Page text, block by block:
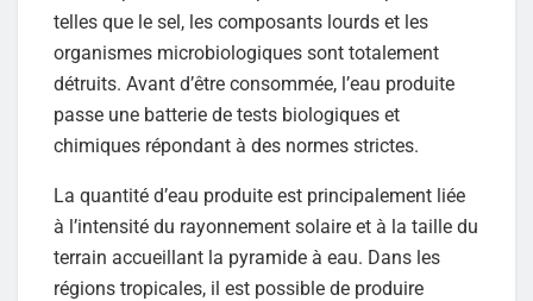
telles que le sel, les composants lourds et les
organismes microbiologiques sont totalement
détruits. Avant d’être consommée, l’eau produite
passe une batterie de tests biologiques et
chimiques répondant à des normes strictes.
La quantité d’eau produite est principalement liée
à l’intensité du rayonnement solaire et à la taille du
terrain accueillant la pyramide à eau. Dans les
régions tropicales, il est possible de produire